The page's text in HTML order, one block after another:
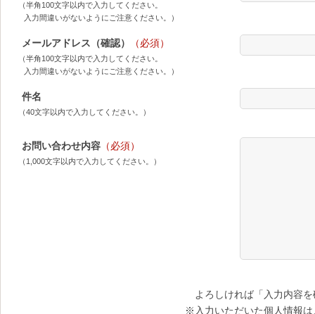
（半角100文字以内で入力してください。
入力間違いがないようにご注意ください。）
メールアドレス（確認） （必須）
（半角100文字以内で入力してください。
入力間違いがないようにご注意ください。）
件名
（40文字以内で入力してください。）
お問い合わせ内容 （必須）
（1,000文字以内で入力してください。）
よろしければ「入力内容
※入力いただいた個人情報